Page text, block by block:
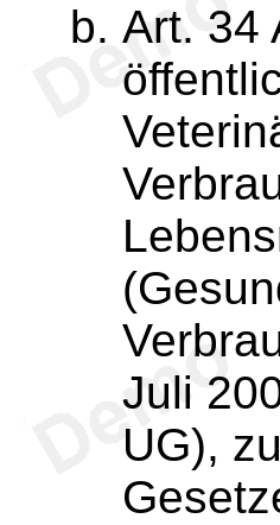
Art. 34
Juli
UG),